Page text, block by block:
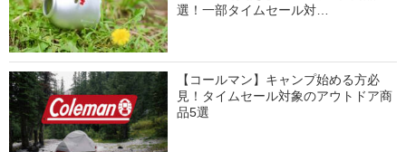
選！一部タイムセール対…
【コールマン】キャンプ始める方必
見！タイムセール対象のアウトドア商
品5選